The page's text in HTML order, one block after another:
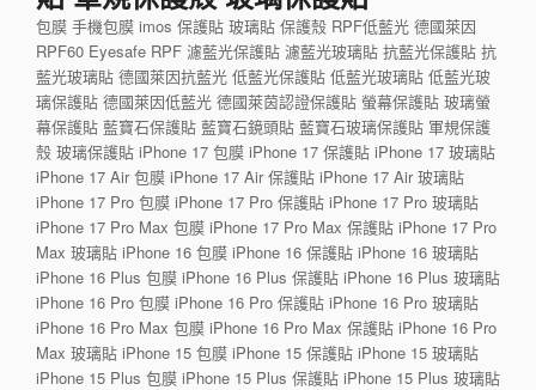
包膜 手機包膜 imos 保護貼 玻璃貼 保護殼 RPF低藍光 德國萊因
RPF60 Eyesafe RPF 濾藍光保護貼 濾藍光玻璃貼 抗藍光保護貼 抗
藍光玻璃貼 德國萊因抗藍光 低藍光保護貼 低藍光玻璃貼 低藍光玻
璃保護貼 德國萊因低藍光 德國萊茵認證保護貼 螢幕保護貼 玻璃螢
幕保護貼 藍寶石保護貼 藍寶石鏡頭貼 藍寶石玻璃保護貼 軍規保護
殼 玻璃保護貼 iPhone 17 包膜 iPhone 17 保護貼 iPhone 17 玻璃貼
iPhone 17 Air 包膜 iPhone 17 Air 保護貼 iPhone 17 Air 玻璃貼
iPhone 17 Pro 包膜 iPhone 17 Pro 保護貼 iPhone 17 Pro 玻璃貼
iPhone 17 Pro Max 包膜 iPhone 17 Pro Max 保護貼 iPhone 17 Pro
Max 玻璃貼 iPhone 16 包膜 iPhone 16 保護貼 iPhone 16 玻璃貼
iPhone 16 Plus 包膜 iPhone 16 Plus 保護貼 iPhone 16 Plus 玻璃貼
iPhone 16 Pro 包膜 iPhone 16 Pro 保護貼 iPhone 16 Pro 玻璃貼
iPhone 16 Pro Max 包膜 iPhone 16 Pro Max 保護貼 iPhone 16 Pro
Max 玻璃貼 iPhone 15 包膜 iPhone 15 保護貼 iPhone 15 玻璃貼
iPhone 15 Plus 包膜 iPhone 15 Plus 保護貼 iPhone 15 Plus 玻璃貼